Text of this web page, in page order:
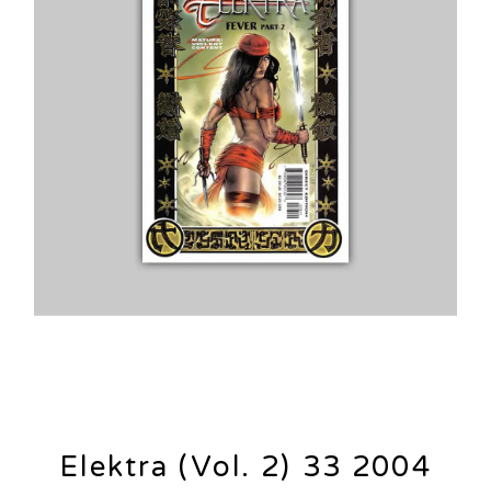
Elektra (Vol. 2) 33 2004